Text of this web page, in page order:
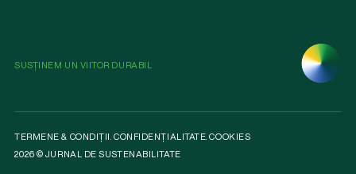
SUSȚINEM UN VIITOR DURABIL
TERMENE & CONDIȚII.CONFIDENȚIALITATE.COOKIES
2026 © JURNAL DE SUSTENABILITATE